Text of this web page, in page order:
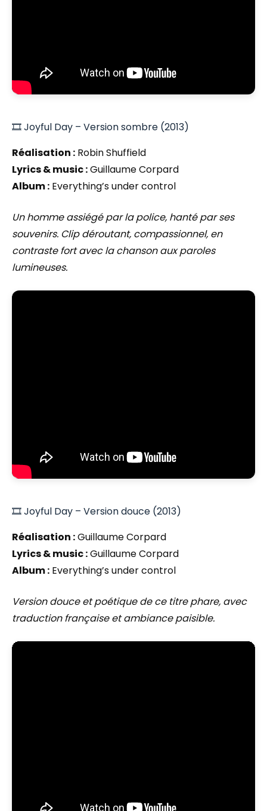
🎞️ Joyful Day – Version sombre (2013)
Réalisation : Robin Shuffield
Lyrics & music :Guillaume Corpard
Album : Everything’s under control
Un homme assiégé par la police, hanté par ses
souvenirs. Clip déroutant, compassionnel, en
contraste fort avec la chanson aux paroles
lumineuses.
🎞️ Joyful Day – Version douce (2013)
Réalisation :Guillaume Corpard
Lyrics & music :Guillaume Corpard
Album : Everything’s under control
Version douce et poétique de ce titre phare, avec
traduction française et ambiance paisible.